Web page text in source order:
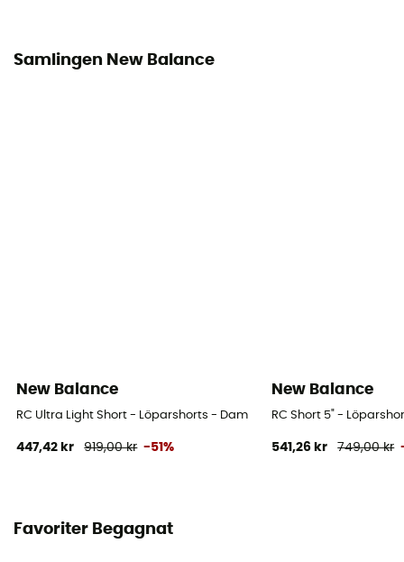
Samlingen New Balance
New Balance
RC Ultra Light Short - Löparshorts - Dam
447,42 kr 919,00 kr -51%
New Balance
RC Short 5" -
541,26 kr 749,00 kr
Favoriter Begagnat